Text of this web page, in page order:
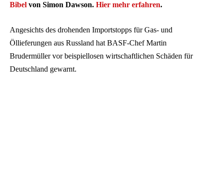
Bibel von Simon Dawson. Hier mehr erfahren.
Angesichts des drohenden Importstopps für Gas- und
Öllieferungen aus Russland hat BASF-Chef Martin
Brudermüller vor beispiellosen wirtschaftlichen Schäden für
Deutschland gewarnt.